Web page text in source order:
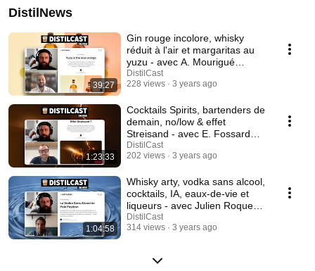
DistilNews
39:27
Gin rouge incolore, whisky
réduit à l'air et margaritas au
yuzu - avec A. Mourigué
(Maison Ferrand)
DistilCast
228 views
3 years ago
1:23:33
Cocktails Spirits, bartenders de
demain, no/low & effet
Streisand - avec E. Fossard
(Liquid Liquid)
DistilCast
202 views
3 years ago
1:04:58
Whisky arty, vodka sans alcool,
cocktails, IA, eaux-de-vie et
liqueurs - avec Julien Roques
(Baccae)
DistilCast
314 views
3 years ago